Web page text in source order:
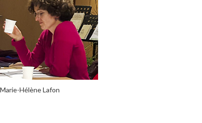
Marie-Hélène Lafon